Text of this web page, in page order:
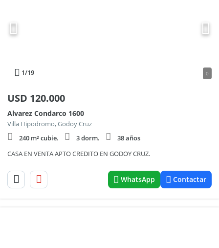
1/19 0
USD 120.000
Alvarez Condarco 1600
Villa Hipodromo, Godoy Cruz
240 m² cubie.
3 dorm.
38 años
CASA EN VENTA APTO CREDITO EN GODOY CRUZ.
WhatsApp Contactar